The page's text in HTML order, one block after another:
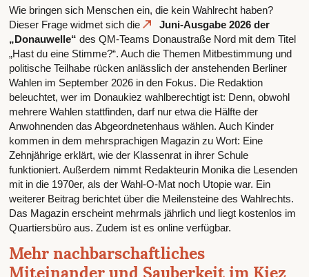
Wie bringen sich Menschen ein, die kein Wahlrecht haben?
Dieser Frage widmet sich die
Juni-Ausgabe 2026 der
„Donauwelle“ des QM-Teams Donaustraße Nord mit dem Titel
„Hast du eine Stimme?“. Auch die Themen Mitbestimmung und
politische Teilhabe rücken anlässlich der anstehenden Berliner
Wahlen im September 2026 in den Fokus. Die Redaktion
beleuchtet, wer im Donaukiez wahlberechtigt ist: Denn, obwohl
mehrere Wahlen stattfinden, darf nur etwa die Hälfte der
Anwohnenden das Abgeordnetenhaus wählen. Auch Kinder
kommen in dem mehrsprachigen Magazin zu Wort: Eine
Zehnjährige erklärt, wie der Klassenrat in ihrer Schule
funktioniert. Außerdem nimmt Redakteurin Monika die Lesenden
mit in die 1970er, als der Wahl-O-Mat noch Utopie war. Ein
weiterer Beitrag berichtet über die Meilensteine des Wahlrechts.
Das Magazin erscheint mehrmals jährlich und liegt kostenlos im
Quartiersbüro aus. Zudem ist es online verfügbar.
Mehr nachbarschaftliches
Miteinander und Sauberkeit im Kiez